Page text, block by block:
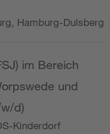
Hamburg-Dulsberg
im Bereich
und
d)
Kinderdorf